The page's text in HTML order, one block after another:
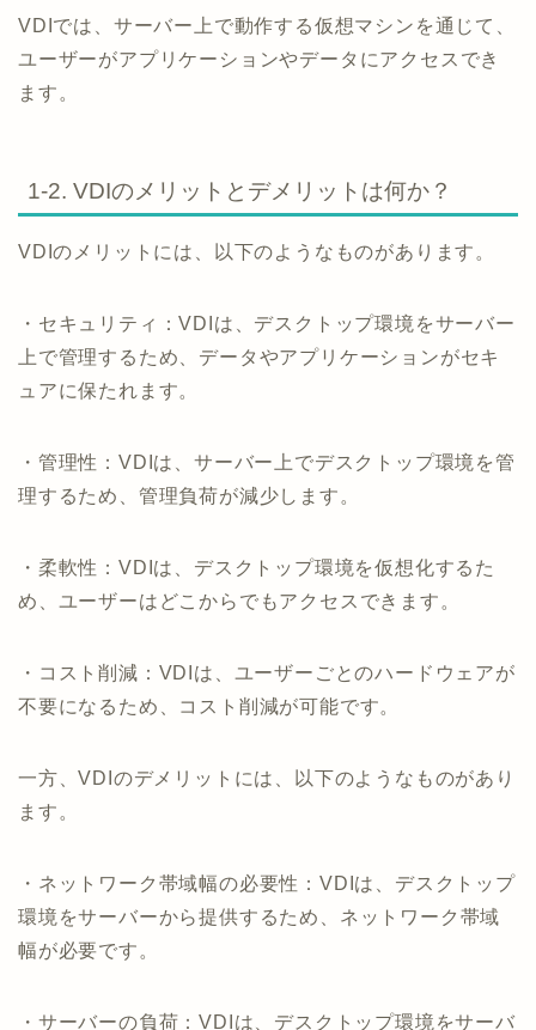
VDIでは、サーバー上で動作する仮想マシンを通じて、
ユーザーがアプリケーションやデータにアクセスでき
ます。
1-2. VDIのメリットとデメリットは何か？
VDIのメリットには、以下のようなものがあります。
・セキュリティ：VDIは、デスクトップ環境をサーバー
上で管理するため、データやアプリケーションがセキ
ュアに保たれます。
・管理性：VDIは、サーバー上でデスクトップ環境を管
理するため、管理負荷が減少します。
・柔軟性：VDIは、デスクトップ環境を仮想化するた
め、ユーザーはどこからでもアクセスできます。
・コスト削減：VDIは、ユーザーごとのハードウェアが
不要になるため、コスト削減が可能です。
一方、VDIのデメリットには、以下のようなものがあり
ます。
・ネットワーク帯域幅の必要性：VDIは、デスクトップ
環境をサーバーから提供するため、ネットワーク帯域
幅が必要です。
・サーバーの負荷：VDIは、デスクトップ環境をサーバ